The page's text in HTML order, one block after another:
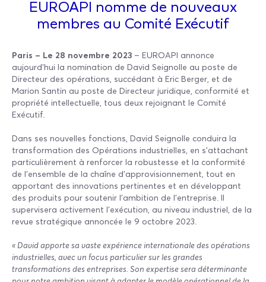
EUROAPI nomme de nouveaux
membres au Comité Exécutif
Paris – Le 28 novembre 2023 – EUROAPI annonce
aujourd’hui la nomination de David Seignolle au poste de
Directeur des opérations, succédant à Eric Berger, et de
Marion Santin au poste de Directeur juridique, conformité et
propriété intellectuelle, tous deux rejoignant le Comité
Exécutif.
Dans ses nouvelles fonctions, David Seignolle conduira la
transformation des Opérations industrielles, en s’attachant
particulièrement à renforcer la robustesse et la conformité
de l'ensemble de la chaîne d'approvisionnement, tout en
apportant des innovations pertinentes et en développant
des produits pour soutenir l'ambition de l'entreprise. Il
supervisera activement l’exécution, au niveau industriel, de la
revue stratégique annoncée le 9 octobre 2023.
« David apporte sa vaste expérience internationale des opérations
industrielles, avec un focus particulier sur les grandes
transformations des entreprises. Son expertise sera déterminante